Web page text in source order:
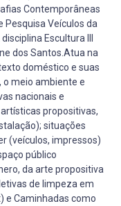
Contemporâneas
Pesquisa Veículos da
Escultura III
dos Santos.Atua na
doméstico e suas
o meio ambiente e
nacionais e
propositivas,
situações
(veículos, impressos)
público
da arte propositiva
de limpeza em
e Caminhadas como